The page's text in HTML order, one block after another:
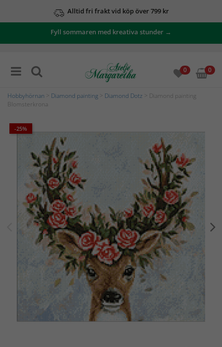
Alltid fri frakt vid köp över 799 kr
Fyll sommaren med kreativa stunder →
0 0
Hobbyhörnan Diamond painting Diamond Dotz > Diamond painting
Blomsterkrona
-25%